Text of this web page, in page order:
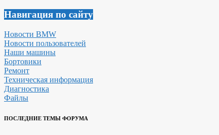
Навигация по сайту
Новости BMW
Новости пользователей
Наши машины
Бортовики
Ремонт
Техническая информация
Диагностика
Файлы
ПОСЛЕДНИЕ ТЕМЫ ФОРУМА